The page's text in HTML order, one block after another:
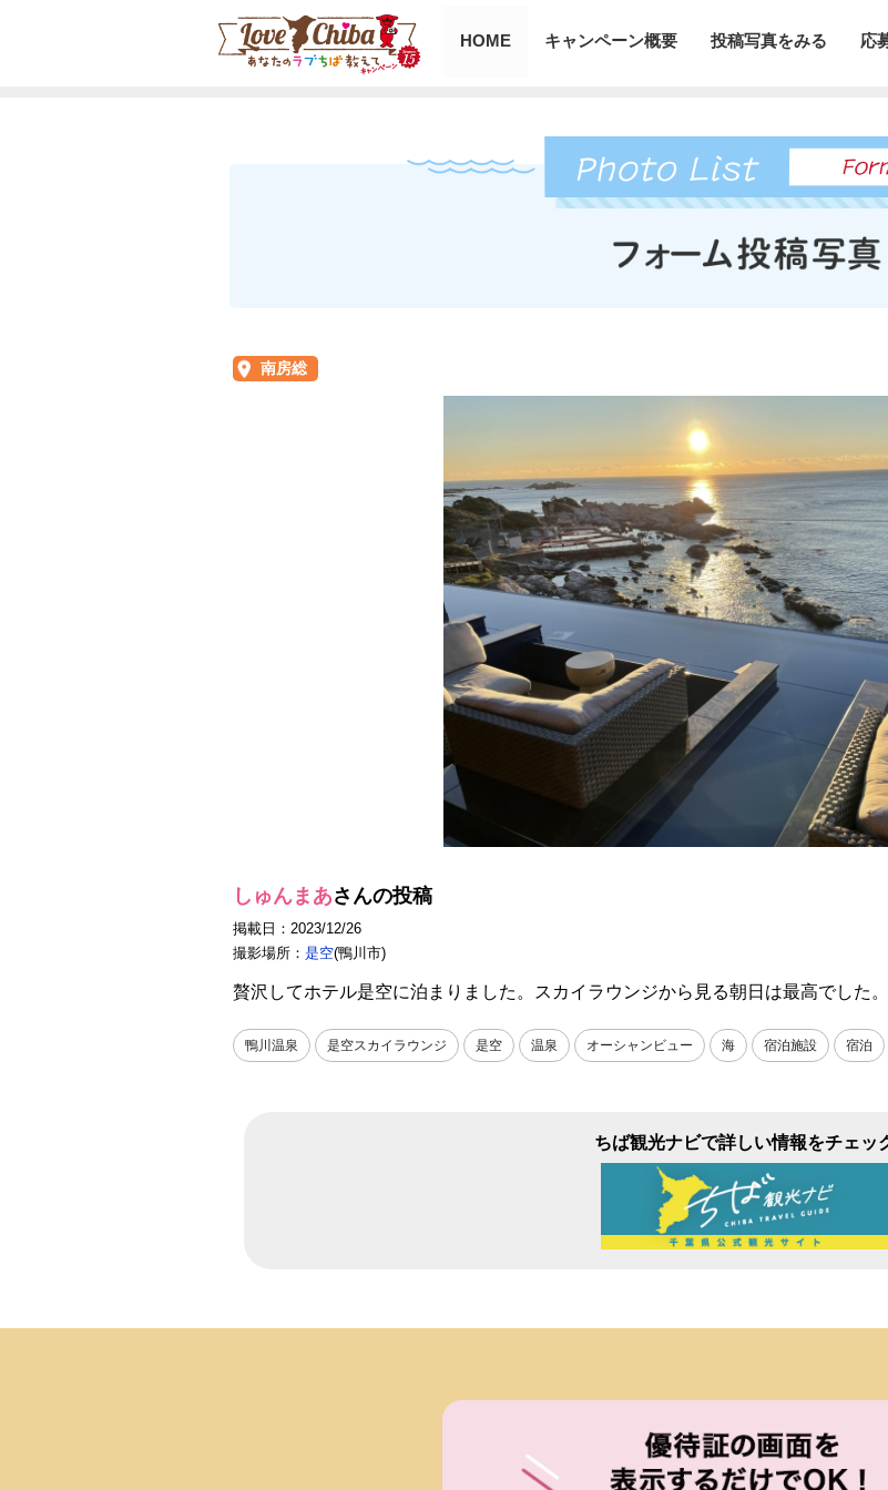
HOME キャンペーン概要 投稿写真をみる 応
南房総
しゅんまあさんの投稿
掲載日：2023/12/26
撮影場所： 是空(鴨川市)
贅沢してホテル是空に泊まりました。スカイラウンジから見る朝日は最高でした
鴨川温泉 是空スカイラウンジ 是空 温泉 オーシャンビュー 海 宿泊施設 宿泊
ちば観光ナビで詳しい情報をチェッ